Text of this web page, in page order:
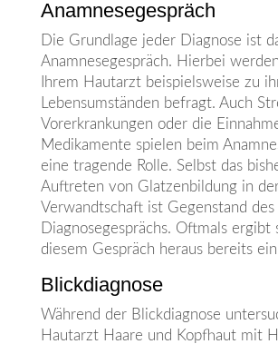
Anamnesegespräch
Die Grundlage jeder Diagnose ist
Anamnesegespräch. Hierbei
Ihrem Hautarzt beispielsweise zu
Lebensumständen befragt. Auch
Vorerkrankungen oder die
Medikamente spielen beim
eine tragende Rolle. Selbst das
Auftreten von Glatzenbildung in
Verwandtschaft ist Gegenstand
Diagnosegesprächs. Oftmals ergibt
diesem Gespräch heraus bereits
Blickdiagnose
Während der Blickdiagnose
Hautarzt Haare und Kopfhaut mit